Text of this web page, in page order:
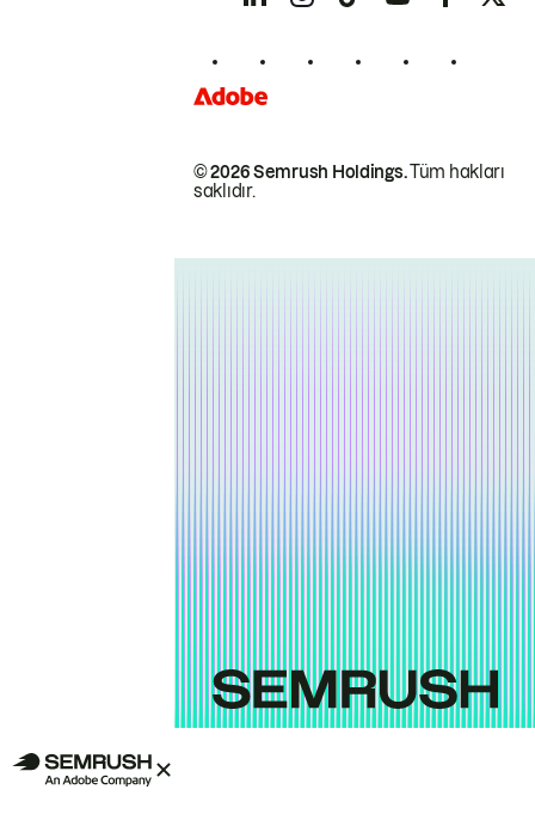
© 2026 Semrush Holdings.Tüm hakları
saklıdır.